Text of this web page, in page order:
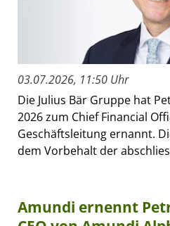
03.07.2026, 11:50 Uhr
Die Julius Bär Gruppe hat
2026 zum Chief Financial
Geschäftsleitung ernannt.
dem Vorbehalt der
Amundi ernennt